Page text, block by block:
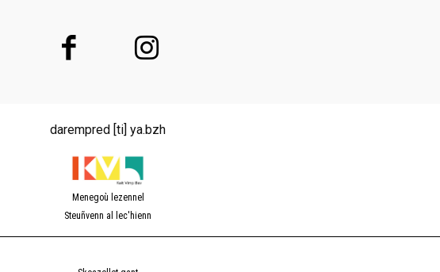
darempred [ti] ya.bzh
Menegoù lezennel
Steuñvenn al lec'hienn